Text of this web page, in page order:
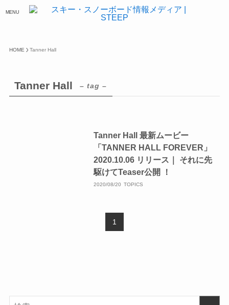
MENU
HOME Tanner Hall
Tanner Hall – tag –
Tanner Hall 最新ムービー
「TANNER HALL FOREVER」
2020.10.06 リリース｜ それに先
駆けてTeaser公開 ！
2020/08/20 TOPICS
1